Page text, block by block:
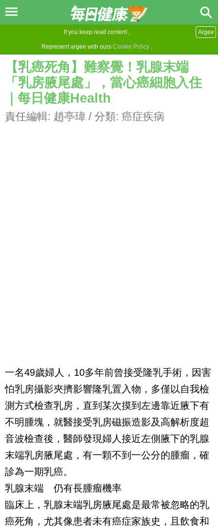
If you keep read content ,
Represent argee with ours Cookie Policy .
Argee
【乳癌死角】難察覺！乳腺末端
「乳房腋尾處」，當心癌細胞入住
｜每日健康Health
責任編輯: 趙亭瑋 / 分類: 癌症疾病
一名49歲婦人，10多年前曾接受隆乳手術，因害
怕乳房攝影夾擠影響隆乳置入物，多僅以自我檢
測方式檢查乳房，直到某次摸到左邊靠近腋下有
不明腫塊，就醫接受乳房磁振造影及高解析度超
音波檢查後，醫師發現婦人接近左側腋下的乳腺
末端乳房腋尾處，有一顆不到一公分的腫瘤，確
診為一期乳癌。
乳腺末端 仍有長腫瘤機率
臨床上，乳腺末端乳房腋尾處是最常被忽略的乳
癌死角，尤其像患者未有癌症家族史，且飲食和